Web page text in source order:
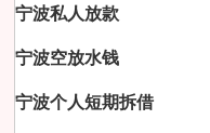
宁波私人放款
宁波空放水钱
宁波个人短期拆借